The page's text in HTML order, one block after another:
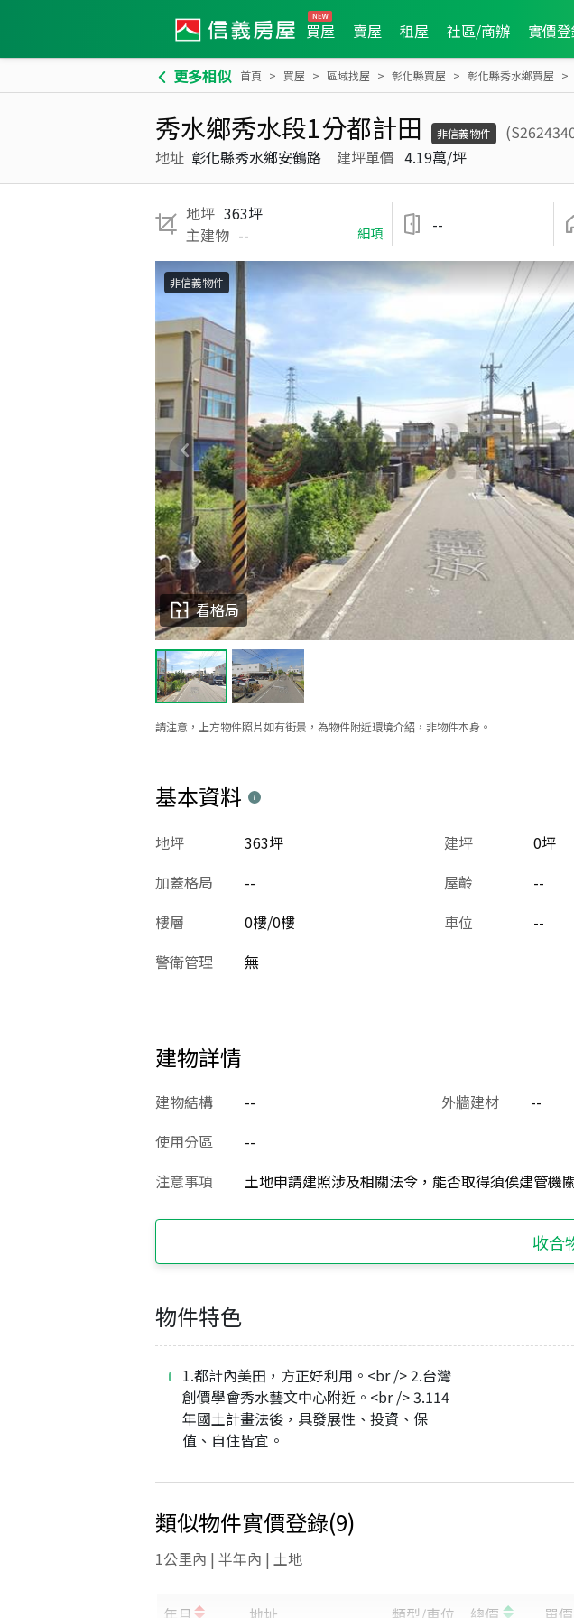
買屋 賣屋 租屋 社區/商辦 實價
更多相似 首頁 買屋 區域找屋 彰化縣買屋 彰化縣秀水鄉買屋
秀水鄉秀水段1分都計田 非信義物件
地址 彰化縣秀水鄉安鶴路 建坪單價 4.19萬/坪
地坪 363坪
主建物 -- 細項 --
請注意，上方物件照片如有街景，為物件附近環境介紹，非物件本身。
看格局
非信義物件
基本資料
建坪 0坪
地坪 363坪
加蓋格局
-- 屋齡 --
樓層
0樓/0樓 車位 --
警衛管理
無
建物詳情
建物結構 -- 外牆建材 --
使用分區
--
注意事項
土地申請建照涉及相關法令，能否取得須俟建管機
收合
物件特色
1.都計內美田，方正好利用。<br /> 2.台灣
創價學會秀水藝文中心附近。<br /> 3.114
年國土計畫法後，具發展性、投資、保
值、自住皆宜。
類似物件實價登錄(9)
1公里內 | 半年內 | 土地